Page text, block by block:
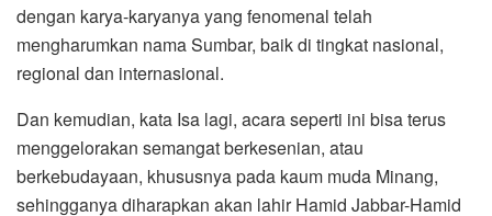
dengan karya-karyanya yang fenomenal telah
mengharumkan nama Sumbar, baik di tingkat nasional,
regional dan internasional.
Dan kemudian, kata Isa lagi, acara seperti ini bisa terus
menggelorakan semangat berkesenian, atau
berkebudayaan, khususnya pada kaum muda Minang,
sehingganya diharapkan akan lahir Hamid Jabbar-Hamid